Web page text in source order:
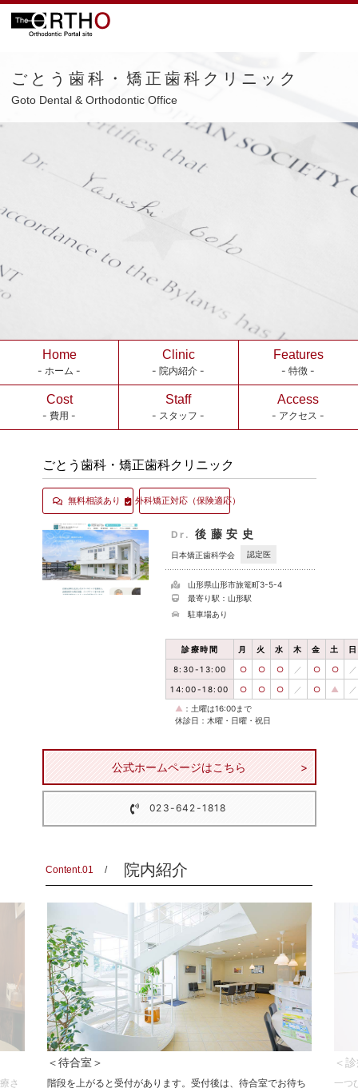
ごとう歯科・矯正歯科クリニック
Goto Dental & Orthodontic Office
Home
- ホーム -
Clinic
- 院内紹介 -
Features
- 特徴 -
Cost
- 費用 -
Staff
- スタッフ -
Access
- アクセス -
ごとう歯科・矯正歯科クリニック
無料相談あり 外科矯正対応（保険適応）
Dr. 後藤安史
日本矯正歯科学会 認定医
山形県山形市旅篭町3-5-4
最寄り駅：山形駅
駐車場あり
診療時間 月 火 水 木 金 土 日
8:30-13:00 ○ ○ ○ ／ ○ ○ ／
14:00-18:00 ○ ○ ○ ／ ○ ▲ ／
▲ ：土曜は16:00まで
休診日：木曜・日曜・祝日
公式ホームページはこちら
023-642-1818
Content.01 院内紹介
さ
＜待合室＞
階段を上がると受付があります。受付後は、待合室でお待ち
＜
一つ